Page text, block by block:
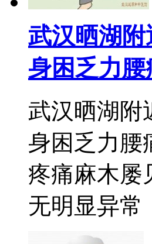
武汉晒湖
身困乏力
武汉晒湖附
身困乏力腰
疼痛麻木屡
无明显异常